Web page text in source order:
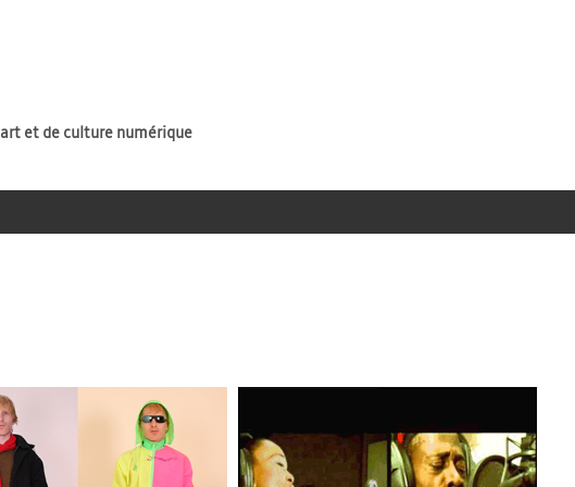
et de culture numérique
make-the-man_oew_01-une.jpgimage1_photo_principale275.png